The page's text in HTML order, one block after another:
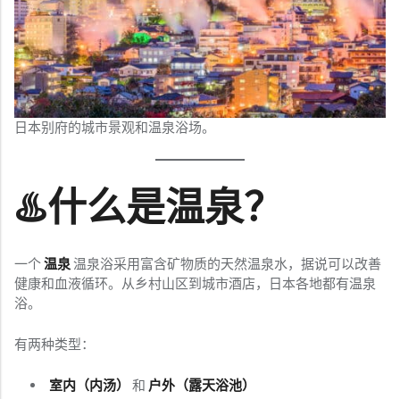
日本别府的城市景观和温泉浴场。
♨️什么是温泉？
一个温泉温泉浴采用富含矿物质的天然温泉水，据说可以改善
健康和血液循环。从乡村山区到城市酒店，日本各地都有温泉
浴。
有两种类型：
室内（内汤） 和 户外（露天浴池）